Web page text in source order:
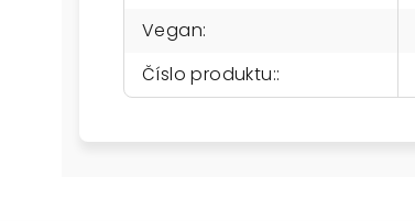
Vegan:
Číslo produktu::